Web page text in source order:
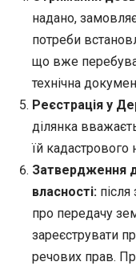
надано,
потреби
що вже
технічна
Реєстрація у
ділянка
їй кадастрового
Затвердження
власності:
про передачу
зареєструвати
речових прав.